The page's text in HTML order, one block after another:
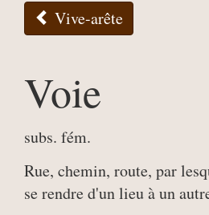
Vive-arête
Voie
subs. fém.
Rue, chemin, route, par
se rendre d'un lieu à un